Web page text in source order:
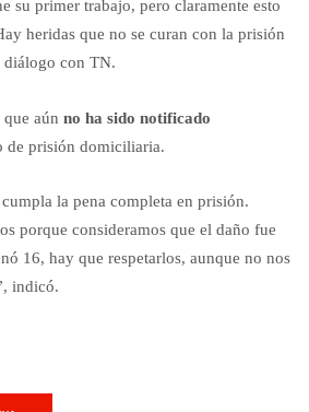
su primer trabajo, pero claramente esto
heridas que no se curan con la prisión
diálogo con TN.
que aúnno ha sido notificado
de prisión domiciliaria.
la pena completa en prisión.
porque consideramos que el daño fue
16, hay que respetarlos, aunque no nos
indicó.